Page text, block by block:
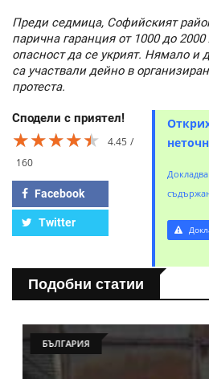
Преди седмица, Софийският
парична гаранция от 1000 до
опасност да се укрият. Нямало и
са участвали дейно в
протеста.
Сподели с приятел!
★★★★★
★★★★★
★★★★★
4.45
160
Facebook
Twitter
Подобни статии
БЪЛГАРИЯ